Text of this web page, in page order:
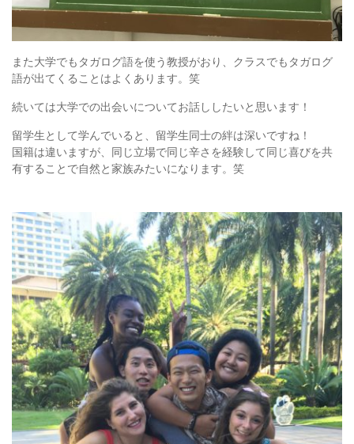
また大学でもタガログ語を使う教授がおり、クラスでもタガログ
語が出てくることはよくあります。笑
続いては大学での出会いについてお話ししたいと思います！
留学生として学んでいると、留学生同士の絆は深いですね！
国籍は違いますが、同じ立場で同じ辛さを経験して同じ喜びを共
有することで自然と家族みたいになります。笑